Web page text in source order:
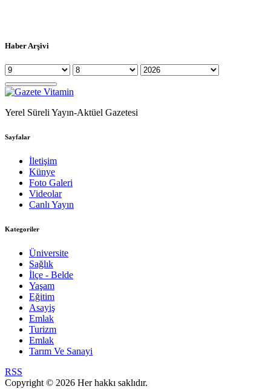
Haber Arşivi
Yerel Süreli Yayın-Aktüel Gazetesi
Sayfalar
İletişim
Künye
Foto Galeri
Videolar
Canlı Yayın
Kategoriler
Üniversite
Sağlık
İlçe - Belde
Yaşam
Eğitim
Asayiş
Emlak
Turizm
Emlak
Tarım Ve Sanayi
RSS
Copyright © 2026 Her hakkı saklıdır.